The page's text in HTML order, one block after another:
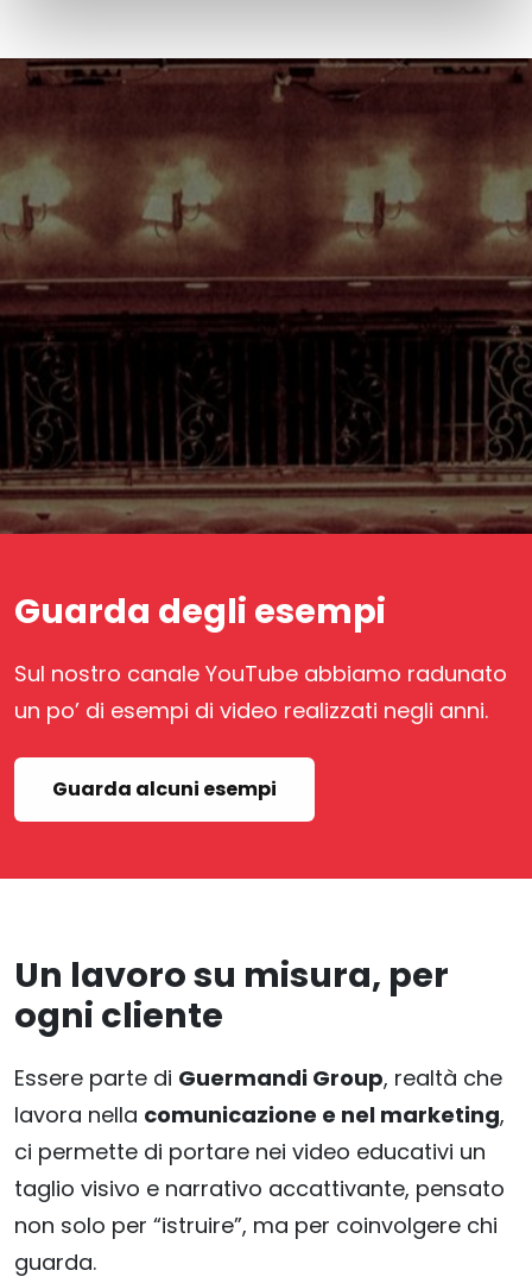
Guarda degli esempi
Sul nostro canale YouTube abbiamo radunato
un po’ di esempi di video realizzati negli anni.
Guarda alcuni esempi
Un lavoro su misura, per
ogni cliente
Essere parte di Guermandi Group, realtà che
lavora nella comunicazione e nel marketing,
ci permette di portare nei video educativi un
taglio visivo e narrativo accattivante, pensato
non solo per “istruire”, ma per coinvolgere chi
guarda.